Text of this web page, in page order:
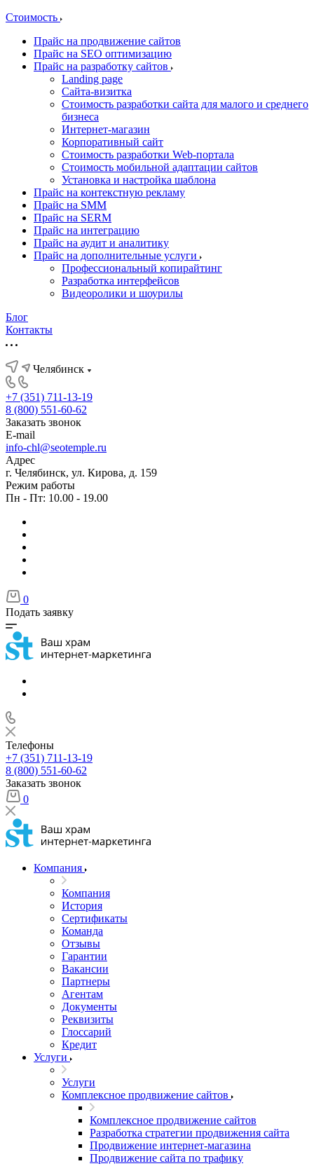
Стоимость
Прайс на продвижение сайтов
Прайс на SEO оптимизацию
Прайс на разработку сайтов
Landing page
Cайта-визитка
Стоимость разработки сайта для малого и среднего
бизнеса
Интернет-магазин
Корпоративный сайт
Стоимость разработки Web-портала
Стоимость мобильной адаптации сайтов
Установка и настройка шаблона
Прайс на контекстную рекламу
Прайс на SMM
Прайс на SERM
Прайс на интеграцию
Прайс на аудит и аналитику
Прайс на дополнительные услуги
Профессиональный копирайтинг
Разработка интерфейсов
Видеоролики и шоурилы
Блог
Контакты
Челябинск
+7 (351) 711-13-19
8 (800) 551-60-62
Заказать звонок
E-mail
info-chl@seotemple.ru
Адрес
г. Челябинск, ул. Кирова, д. 159
Режим работы
Пн - Пт: 10.00 - 19.00
0
Подать заявку
Телефоны
+7 (351) 711-13-19
8 (800) 551-60-62
Заказать звонок
0
Компания
Компания
История
Сертификаты
Команда
Отзывы
Гарантии
Вакансии
Партнеры
Агентам
Документы
Реквизиты
Глоссарий
Кредит
Услуги
Услуги
Комплексное продвижение сайтов
Комплексное продвижение сайтов
Разработка стратегии продвижения сайта
Продвижение интернет-магазина
Продвижение сайта по трафику